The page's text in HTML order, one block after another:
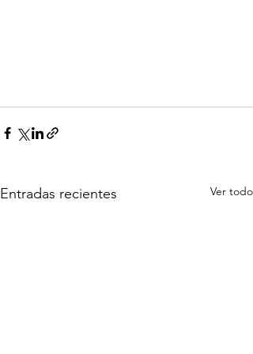
Entradas recientes Ver todo